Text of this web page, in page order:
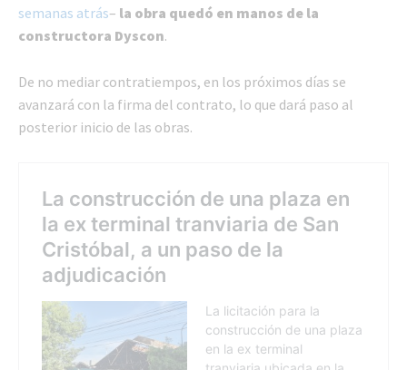
semanas atrás– la obra quedó en manos de la
constructora Dyscon.
De no mediar contratiempos, en los próximos días se
avanzará con la firma del contrato, lo que dará paso al
posterior inicio de las obras.